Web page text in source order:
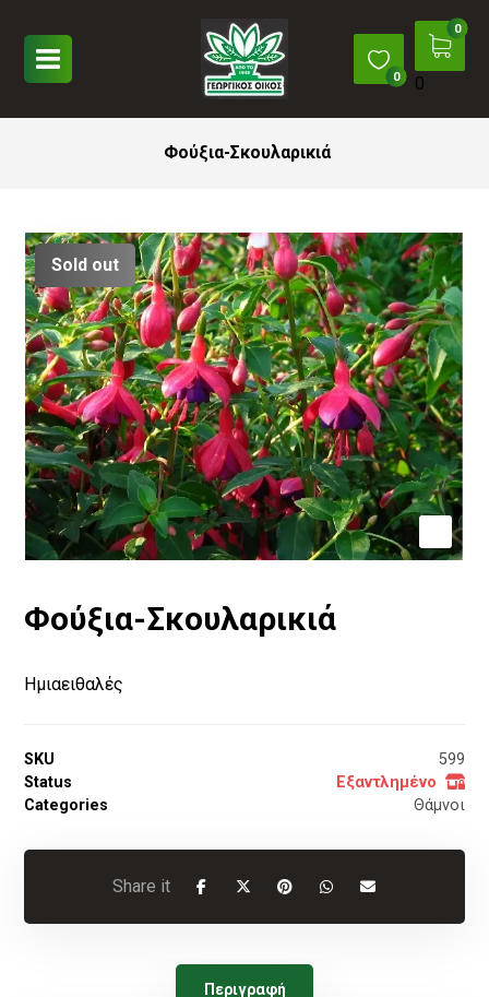
0
Φούξια-Σκουλαρικιά
Sold out
Φούξια-Σκουλαρικιά
Ημιαειθαλές
SKU
599
Status
Εξαντλημένο
Categories
Θάμνοι
Περιγραφή